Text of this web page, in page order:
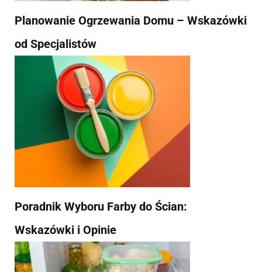
Planowanie Ogrzewania Domu – Wskazówki
od Specjalistów
Poradnik Wyboru Farby do Ścian:
Wskazówki i Opinie